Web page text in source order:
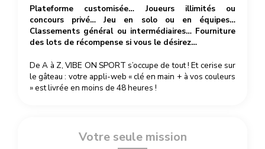
Plateforme customisée… Joueurs illimités ou
concours privé… Jeu en solo ou en équipes…
Classements général ou intermédiaires… Fourniture
des lots de récompense si vous le désirez…
De A à Z, VIBE ON SPORT s’occupe de tout ! Et cerise sur
le gâteau : votre appli-web « clé en main + à vos couleurs
» est livrée en moins de 48 heures !
Votre seule mission